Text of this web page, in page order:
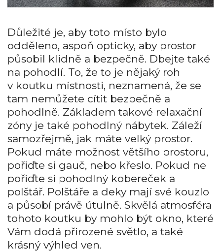
Důležité je, aby toto místo bylo
odděleno, aspoň opticky, aby prostor
působil klidně a bezpečně. Dbejte také
na pohodlí. To, že to je nějaký roh
v koutku místnosti, neznamená, že se
tam nemůžete cítit bezpečně a
pohodlně. Základem takové relaxační
zóny je také pohodlný nábytek. Záleží
samozřejmě, jak máte velký prostor.
Pokud máte možnost většího prostoru,
pořiďte si gauč, nebo křeslo. Pokud ne
pořiďte si pohodlný kobereček a
polštář. Polštáře a deky mají své kouzlo
a působí právě útulně. Skvělá atmosféra
tohoto koutku by mohlo být okno, které
Vám dodá přirozené světlo, a také
krásný výhled ven.